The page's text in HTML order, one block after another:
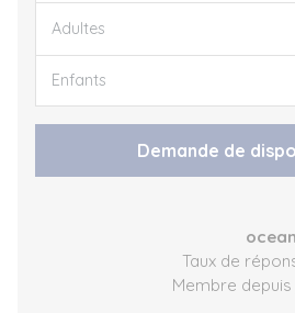
Demande de
Taux de
Membre depuis